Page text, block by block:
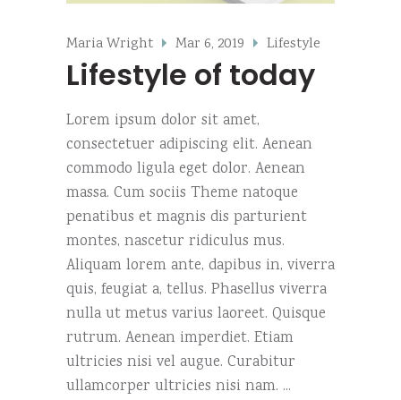
Maria Wright Mar 6, 2019 Lifestyle
Lifestyle of today
Lorem ipsum dolor sit amet,
consectetuer adipiscing elit. Aenean
commodo ligula eget dolor. Aenean
massa. Cum sociis Theme natoque
penatibus et magnis dis parturient
montes, nascetur ridiculus mus.
Aliquam lorem ante, dapibus in, viverra
quis, feugiat a, tellus. Phasellus viverra
nulla ut metus varius laoreet. Quisque
rutrum. Aenean imperdiet. Etiam
ultricies nisi vel augue. Curabitur
ullamcorper ultricies nisi nam.